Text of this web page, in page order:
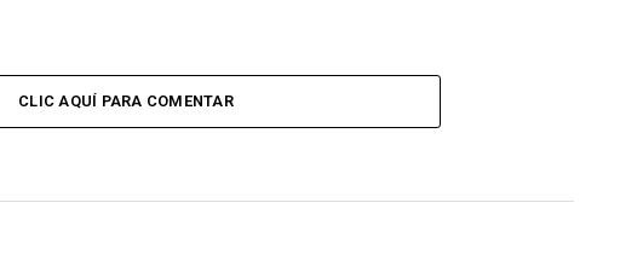
CLIC AQUÍ PARA COMENTAR